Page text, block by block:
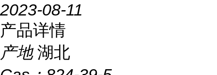
2023-08-11
产品详情
产地 湖北